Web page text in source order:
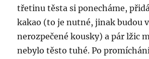
třetinu těsta si ponecháme,
kakao (to je nutné, jinak budou
nerozpečené kousky) a pár lžic
nebylo těsto tuhé. Po